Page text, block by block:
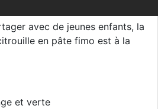
avec de jeunes enfants, la
en pâte fimo est à la
et verte